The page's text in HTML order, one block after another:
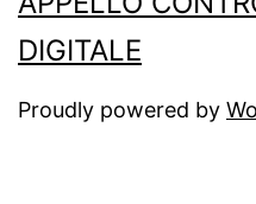
DIGITALE
Proudly powered by